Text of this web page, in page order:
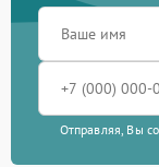
Отправляя, Вы